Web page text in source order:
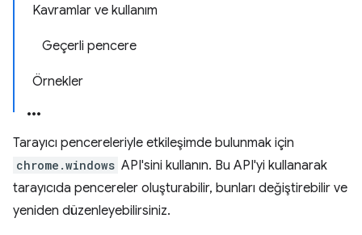
Kavramlar ve kullanım
Geçerli pencere
Örnekler
Tarayıcı pencereleriyle etkileşimde bulunmak için
chrome.windows API'sini kullanın. Bu API'yi kullanarak
tarayıcıda pencereler oluşturabilir, bunları değiştirebilir ve
yeniden düzenleyebilirsiniz.